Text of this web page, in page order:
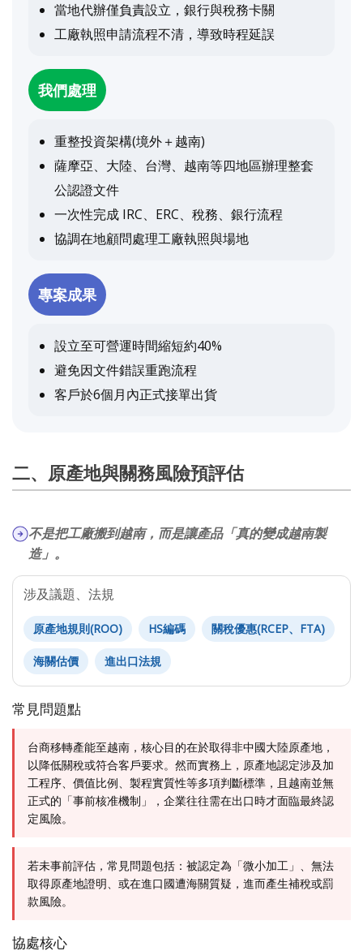
當地代辦僅負責設立，銀行與稅務卡關
工廠執照申請流程不清，導致時程延誤
我們處理
重整投資架構(境外＋越南)
薩摩亞、大陸、台灣、越南等四地區辦理整套
公認證文件
一次性完成 IRC、ERC、稅務、銀行流程
協調在地顧問處理工廠執照與場地
專案成果
設立至可營運時間縮短約40%
避免因文件錯誤重跑流程
客戶於6個月內正式接單出貨
二、原產地與關務風險預評估
不是把工廠搬到越南，而是讓產品「真的變成越南製
造」。
涉及議題、法規
原產地規則(ROO) HS編碼 關稅優惠(RCEP、FTA)
海關估價 進出口法規
常見問題點
台商移轉產能至越南，核心目的在於取得非中國大陸原產地，
以降低關稅或符合客戶要求。然而實務上，原產地認定涉及加
工程序、價值比例、製程實質性等多項判斷標準，且越南並無
正式的「事前核准機制」，企業往往需在出口時才面臨最終認
定風險。
若未事前評估，常見問題包括：被認定為「微小加工」、無法
取得原產地證明、或在進口國遭海關質疑，進而產生補稅或罰
款風險。
協處核心